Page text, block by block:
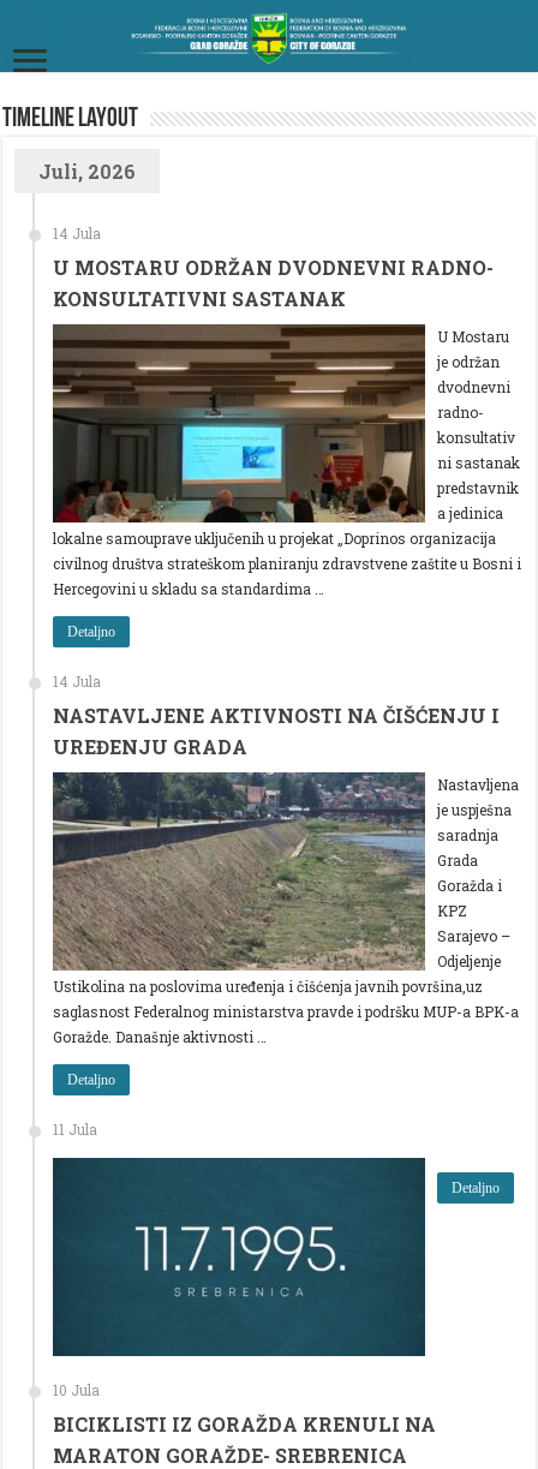
TimeLine Layout
Juli, 2026
14 Jula
U MOSTARU ODRŽAN DVODNEVNI RADNO-
KONSULTATIVNI SASTANAK
U Mostaru
je održan
dvodnevni
radno-
konsultativ
ni sastanak
predstavnik
a jedinica
lokalne samouprave uključenih u projekat „Doprinos organizacija
civilnog društva strateškom planiranju zdravstvene zaštite u Bosni i
Hercegovini u skladu sa standardima …
Detaljno
14 Jula
NASTAVLJENE AKTIVNOSTI NA ČIŠĆENJU I
UREĐENJU GRADA
Nastavljena
je uspješna
saradnja
Grada
Goražda i
KPZ
Sarajevo –
Odjeljenje
Ustikolina na poslovima uređenja i čišćenja javnih površina,uz
saglasnost Federalnog ministarstva pravde i podršku MUP-a BPK-a
Goražde. Današnje aktivnosti …
Detaljno
11 Jula
Detaljno
10 Jula
BICIKLISTI IZ GORAŽDA KRENULI NA
MARATON GORAŽDE- SREBRENICA